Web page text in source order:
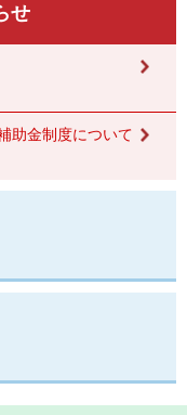
せ
助金制度について